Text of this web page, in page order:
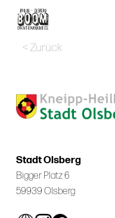
< Zurück
Stadt Olsberg
Bigger Platz 6
59939 Olsberg